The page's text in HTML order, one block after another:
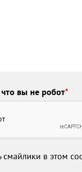
вы не робот*
смайлики в этом